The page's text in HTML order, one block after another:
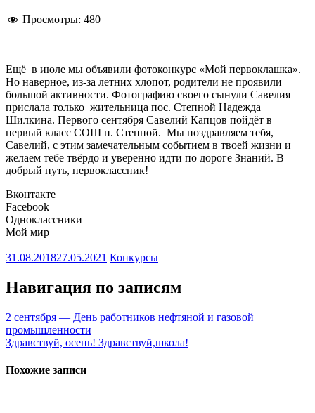
Просмотры: 480
Ещё в июле мы объявили фотоконкурс «Мой первоклашка».
Но наверное, из-за летних хлопот, родители не проявили
большой активности. Фотографию своего сынули Савелия
прислала только жительница пос. Степной Надежда
Шилкина. Первого сентября Савелий Капцов пойдёт в
первый класс СОШ п. Степной. Мы поздравляем тебя,
Савелий, с этим замечательным событием в твоей жизни и
желаем тебе твёрдо и уверенно идти по дороге Знаний. В
добрый путь, первоклассник!
Вконтакте
Facebook
Одноклассники
Мой мир
31.08.201827.05.2021 Конкурсы
Навигация по записям
2 сентября — День работников нефтяной и газовой
промышленности
Здравствуй, осень! Здравствуй,школа!
Похожие записи